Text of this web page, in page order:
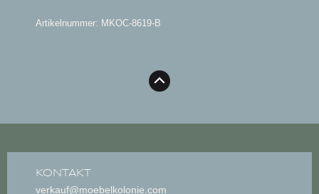
Artikelnummer: MKOC-8619-B
KONTAKT
verkauf@moebelkolonie.com